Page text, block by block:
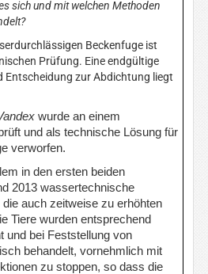
sich und mit welchen Methoden
Beckenfuge ist
Prüfung. Eine endgültige
Entscheidung zur Abdichtung liegt
wurde an einem
und als technische Lösung für
verworfen.
in den ersten beiden
2013 wassertechnische
auch zeitweise zu erhöhten
Tiere wurden entsprechend
und bei Feststellung von
behandelt, vornehmlich mit
zu stoppen, so dass die